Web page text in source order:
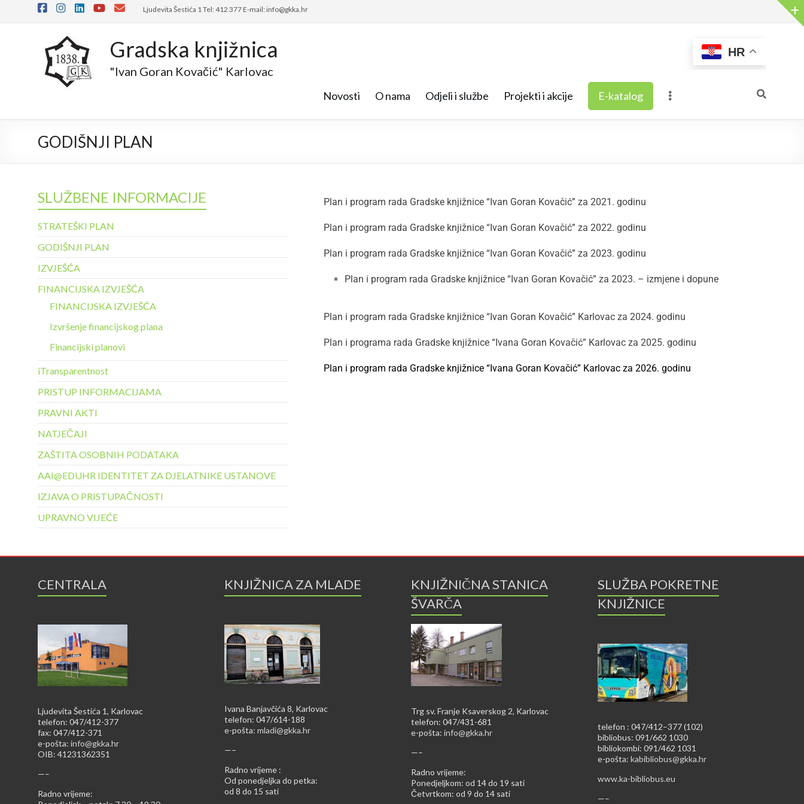
Ljudevita Šestića 1 Tel: 412 377 E-mail: info@gkka.hr
Gradska knjižnica
"Ivan Goran Kovačić" Karlovac
HR
Novosti O nama Odjeli i službe Projekti i akcije E-katalog
GODIŠNJI PLAN
Plan i program rada Gradske knjižnice “Ivan Goran Kovačić” za 2021. godinu
Plan i program rada Gradske knjižnice “Ivan Goran Kovačić” za 2022. godinu
Plan i program rada Gradske knjižnice “Ivan Goran Kovačić” za 2023. godinu
Plan i program rada Gradske knjižnice “Ivan Goran Kovačić” za 2023. – izmjene i dopune
Plan i program rada Gradske knjižnice “Ivan Goran Kovačić” Karlovac za 2024. godinu
Plan i programa rada Gradske knjižnice “Ivana Goran Kovačić” Karlovac za 2025. godinu
Plan i program rada Gradske knjižnice “Ivana Goran Kovačić” Karlovac za 2026. godinu
SLUŽBENE INFORMACIJE
STRATEŠKI PLAN
GODIŠNJI PLAN
IZVJEŠĆA
FINANCIJSKA IZVJEŠĆA
FINANCIJSKA IZVJEŠĆA
Izvršenje financijskog plana
Financijski planovi
iTransparentnost
PRISTUP INFORMACIJAMA
PRAVNI AKTI
NATJEČAJI
ZAŠTITA OSOBNIH PODATAKA
AAI@EDUHR IDENTITET ZA DJELATNIKE USTANOVE
IZJAVA O PRISTUPAČNOSTI
UPRAVNO VIJEĆE
CENTRALA
Ljudevita Šestića 1, Karlovac
telefon: 047/412-377
fax: 047/412-371
e-pošta: info@gkka.hr
OIB: 41231362351
—–
Radno vrijeme:
KNJIŽNICA ZA MLADE
Ivana Banjavčića 8, Karlovac
telefon: 047/614-188
e-pošta: mladi@gkka.hr
—–
Radno vrijeme :
Od ponedjeljka do petka:
od 8 do 15 sati
KNJIŽNIČNA STANICA
ŠVARČA
Trg sv. Franje Ksaverskog 2, Karlovac
telefon: 047/431-681
e-pošta: info@gkka.hr
—–
Radno vrijeme:
Ponedjeljkom: od 14 do 19 sati
Četvrtkom: od 9 do 14 sati
SLUŽBA POKRETNE
KNJIŽNICE
telefon : 047/412–377 (102)
bibliobus: 091/662 1030
bibliokombi: 091/462 1031
e-pošta: kabibliobus@gkka.hr
www.ka-bibliobus.eu
—–